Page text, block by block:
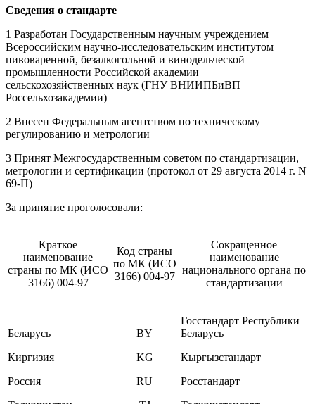
Сведения о стандарте
1 Разработан Государственным научным учреждением
Всероссийским научно-исследовательским институтом
пивоваренной, безалкогольной и винодельческой
промышленности Российской академии
сельскохозяйственных наук (ГНУ ВНИИПБиВП
Россельхозакадемии)
2 Внесен Федеральным агентством по техническому
регулированию и метрологии
3 Принят Межгосударственным советом по стандартизации,
метрологии и сертификации (протокол от 29 августа 2014 г. N
69-П)
За принятие проголосовали:
Краткое
наименование
страны по МК (ИСО
3166) 004-97
Код страны
по МК (ИСО
3166) 004-97
Сокращенное
наименование
национального органа по
стандартизации
Беларусь
Киргизия
Россия
BY
KG
RU
Госстандарт Республики
Беларусь
Кыргызстандарт
Росстандарт